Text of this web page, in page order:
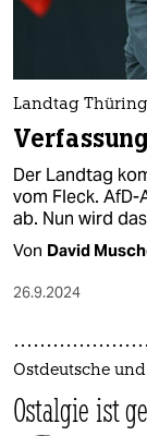
Landtag
Der Landtag
vom Fleck.
ab. Nun wird
Von David
26.9.2024
Ostdeutsche
Ostalgie ist